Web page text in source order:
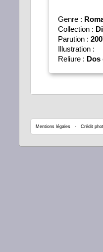
Genre :
Collection :
Parution :
Illustration :
Reliure : Dos
Mentions légales - Crédit